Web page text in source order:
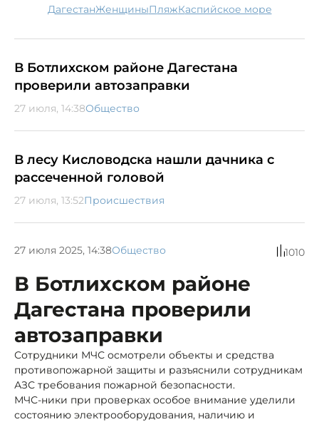
Дагестан женщины пляж Каспийское море
В Ботлихском районе Дагестана
проверили автозаправки
27 июля, 14:38Общество
В лесу Кисловодска нашли дачника с
рассеченной головой
27 июля, 13:52Происшествия
27 июля 2025, 14:38Общество 1010
В Ботлихском районе
Дагестана проверили
автозаправки
Сотрудники МЧС осмотрели объекты и средства
противопожарной защиты и разъяснили сотрудникам
АЗС требования пожарной безопасности.
МЧС-ники при проверках особое внимание уделили
состоянию электрооборудования, наличию и